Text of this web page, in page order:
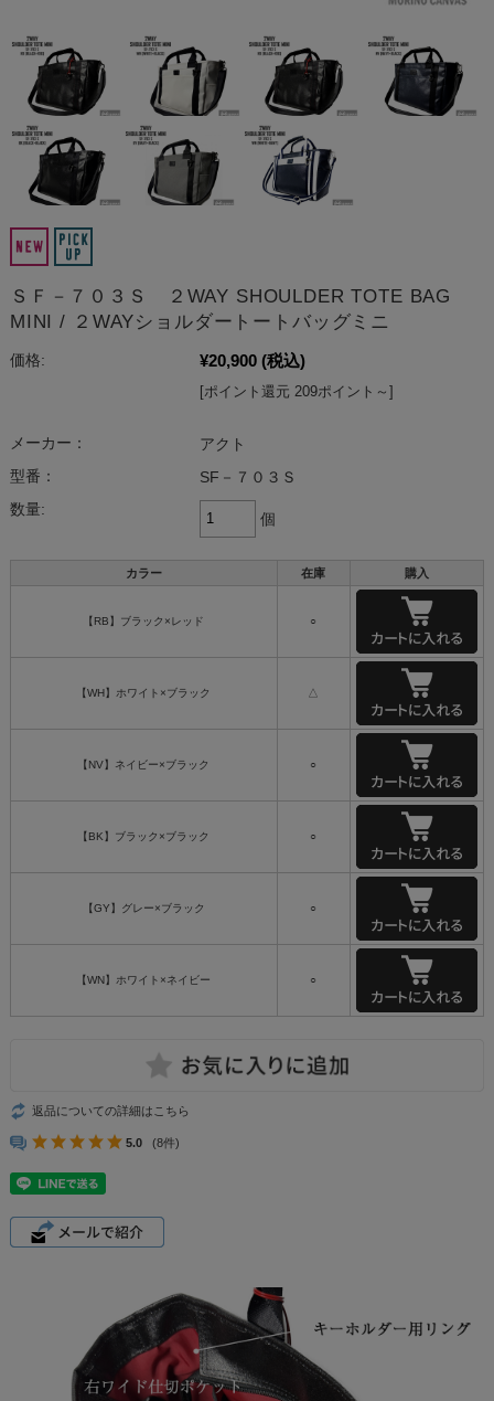
ＳＦ－７０３Ｓ ２WAY SHOULDER TOTE BAG
MINI / ２WAYショルダートートバッグミニ
価格: ¥20,900 (税込)
[ポイント還元 209ポイント～]
メーカー：
アクト
型番：
SF－７０３Ｓ
数量:
個
カラー 在庫 購入
【RB】ブラック×レッド ○
【WH】ホワイト×ブラック △
【NV】ネイビー×ブラック ○
【BK】ブラック×ブラック ○
【GY】グレー×ブラック ○
【WN】ホワイト×ネイビー ○
返品についての詳細はこちら
5.0 (8件)